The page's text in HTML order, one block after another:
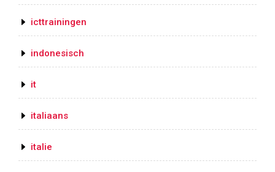
icttrainingen
indonesisch
it
italiaans
italie